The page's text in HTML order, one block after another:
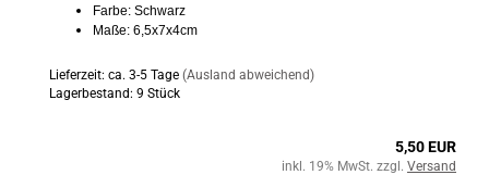
Farbe: Schwarz
Maße: 6,5x7x4cm
Lieferzeit: ca. 3-5 Tage (Ausland abweichend)
Lagerbestand: 9 Stück
5,50 EUR
inkl. 19% MwSt. zzgl. Versand